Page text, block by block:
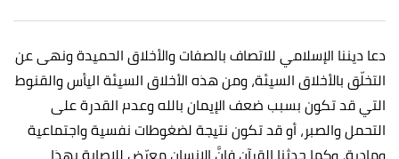
دعا ديننا الإسلامي للاتصاف بالصفات والأخلاق الحميدة ونهى عن
التخلّق بالأخلاق السيئة، ومن هذه الأخلاق السيئة اليأس والقنوط
التي قد تكون بسبب ضعف الإيمان بالله وعدم القدرة على
التحمل والصبر، أو قد تكون نتيجة لضغوطات نفسية واجتماعية